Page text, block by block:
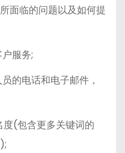
面临的问题以及如何提
服务;
的电话和电子邮件，
(包含更多关键词的